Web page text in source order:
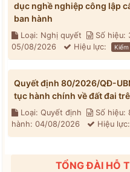
dục nghề nghiệp công lập
ban hành
Loại: Nghị quyết Số hiệu:
05/08/2026
Hiệu lực:
Quyết định 80/2026/QĐ-
tục hành chính về đất đai
Loại: Quyết định Số hiệu:
hành: 04/08/2026
Hiệu lực:
TỔNG ĐÀI HỖ